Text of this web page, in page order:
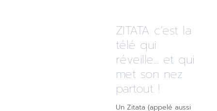
ZITATA c’est la
télé qui
réveille... et qui
met son nez
partout !
Un Zitata (appelé aussi